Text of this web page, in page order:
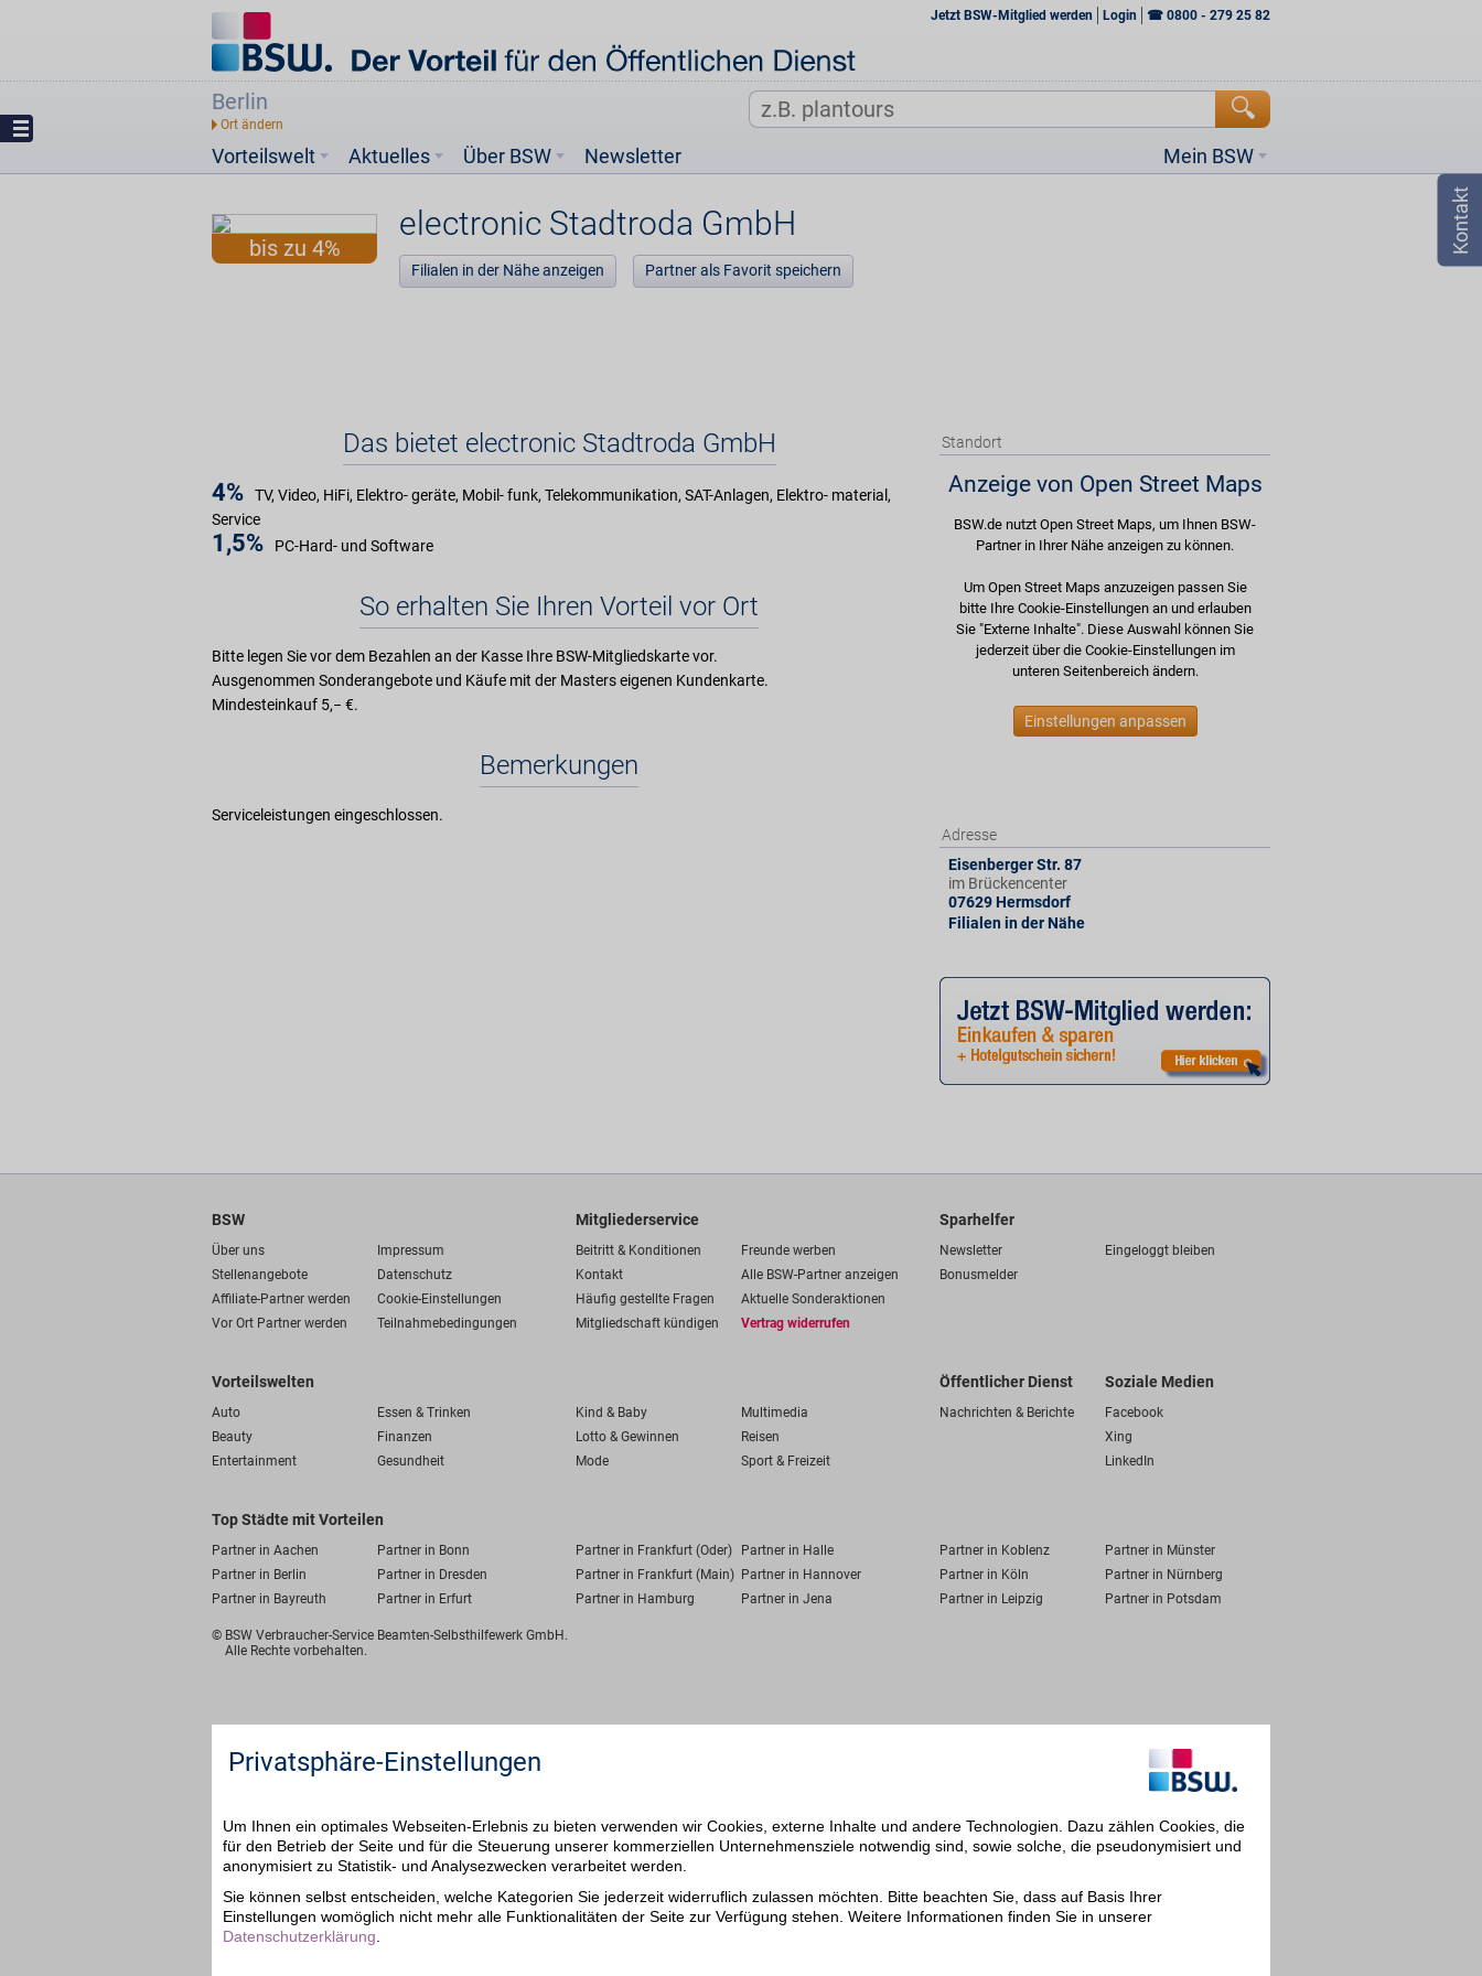
Jetzt BSW-Mitglied werden Login ☎ 0800 - 279 25 82
Berlin
Vorteilswelt Mein BSW
Aktuelles Über BSW Newsletter
bis zu 4%
electronic Stadtroda GmbH
Filialen in der Nähe anzeigen Partner als Favorit speichern
Das bietet electronic Stadtroda GmbH
4%
TV, Video, HiFi, Elektro- geräte, Mobil- funk, Telekommunikation, SAT-Anlagen, Elektro- material,
Service
1,5% PC-Hard- und Software
So erhalten Sie Ihren Vorteil vor Ort
Bitte legen Sie vor dem Bezahlen an der Kasse Ihre BSW-Mitgliedskarte vor.
Ausgenommen Sonderangebote und Käufe mit der Masters eigenen Kundenkarte.
Mindesteinkauf 5,− €.
Bemerkungen
Serviceleistungen eingeschlossen.
Standort
Anzeige von Open Street Maps
BSW.de nutzt Open Street Maps, um Ihnen BSW-
Partner in Ihrer Nähe anzeigen zu können.
Um Open Street Maps anzuzeigen passen Sie
bitte Ihre Cookie-Einstellungen an und erlauben
Sie "Externe Inhalte". Diese Auswahl können Sie
jederzeit über die Cookie-Einstellungen im
unteren Seitenbereich ändern.
Einstellungen anpassen
Adresse
Eisenberger Str. 87
im Brückencenter
07629 Hermsdorf
Filialen in der Nähe
BSW
Über uns
Impressum
Stellenangebote
Datenschutz
Affiliate-Partner werden
Cookie-Einstellungen
Vor Ort Partner werden
Teilnahmebedingungen
Mitgliederservice
Beitritt & Konditionen
Freunde werben
Kontakt
Alle BSW-Partner anzeigen
Häufig gestellte Fragen
Aktuelle Sonderaktionen
Mitgliedschaft kündigen
Vertrag widerrufen
Sparhelfer
Newsletter
Eingeloggt bleiben
Bonusmelder
Vorteilswelten
Auto Essen & Trinken Kind & Baby
Multimedia
Beauty
Finanzen Lotto & Gewinnen
Reisen
Entertainment
Gesundheit Mode Sport & Freizeit
Öffentlicher Dienst
Nachrichten & Berichte
Soziale Medien
Facebook
Xing
LinkedIn
Top Städte mit Vorteilen
Partner in Aachen Partner in Bonn Partner in Frankfurt (Oder) Partner in Halle Partner in Koblenz
Partner in Münster
Partner in Berlin
Partner in Dresden Partner in Frankfurt (Main) Partner in Hannover Partner in Köln
Partner in Nürnberg
Partner in Bayreuth
Partner in Erfurt Partner in Hamburg Partner in Jena Partner in Leipzig Partner in Potsdam
© BSW Verbraucher-Service Beamten-Selbsthilfewerk GmbH.
Alle Rechte vorbehalten.
Privatsphäre-Einstellungen
Um Ihnen ein optimales Webseiten-Erlebnis zu bieten verwenden wir Cookies, externe Inhalte und andere Technologien. Dazu zählen Cookies, die
für den Betrieb der Seite und für die Steuerung unserer kommerziellen Unternehmensziele notwendig sind, sowie solche, die pseudonymisiert und
anonymisiert zu Statistik- und Analysezwecken verarbeitet werden.
Sie können selbst entscheiden, welche Kategorien Sie jederzeit widerruflich zulassen möchten. Bitte beachten Sie, dass auf Basis Ihrer
Einstellungen womöglich nicht mehr alle Funktionalitäten der Seite zur Verfügung stehen. Weitere Informationen finden Sie in unserer
Datenschutzerklärung